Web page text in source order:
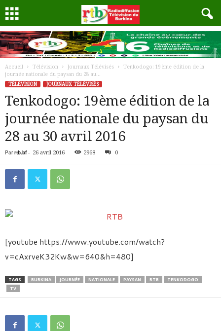
Accueil Télévision Journaux Télévisés
Tenkodogo: 19ème édition de la
journée nationale du paysan du 28 au...
TÉLÉVISION
JOURNAUX TÉLÉVISÉS
Tenkodogo: 19ème édition de la
journée nationale du paysan du
28 au 30 avril 2016
Par rtb.bf- 26 avril 2016 2968 0
[youtube https://www.youtube.com/watch?
v=cAxrveK32Kw&w=640&h=480]
TAGS BURKINA JOURNÉE NATIONALE PAYSAN RTB
TENKODOGO
TV